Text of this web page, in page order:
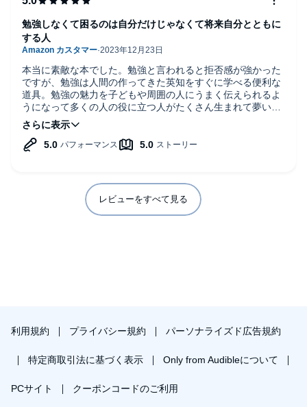
勉強は何故しなくては
ならないのか？
というよくある疑問に
真っ向から挑んだ
意欲作であることは
間違いないかと思います。
勉強嫌いな子供などに
贈るには良い本かと感じました。
ナレーションの方は
とても上手だと思いました。
すっと入ってくる感覚でした。
本当に素敵な本でした。勉強と言われると拒否感が強かった
ですが、勉強は人間の作ってきた英知をすぐに学べる便利な
道具。勉強の魅力を子どもや周囲の人にうまく伝えられるよ
うになって多くの人の役に立つ人がたくさん生まれて夢いっ
ぱいの世界になったらいいなと心から思いました。バトンを
渡す1人になれるために私も勉強します。
勉強しなくて困るのは自分だけじゃなくて将来自分とともに
する人
レビューをすべて見る
利用規約 プライバシー規約 パーソナライズド広告規約
特定商取引法に基づく表示 Only from Audibleについて
PCサイト クーポンコードのご利用